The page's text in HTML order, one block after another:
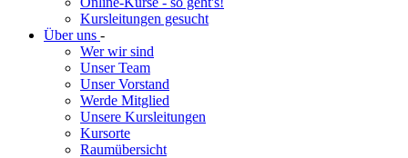
Kursleitungen gesucht
Über uns -
Wer wir sind
Unser Team
Unser Vorstand
Werde Mitglied
Unsere Kursleitungen
Kursorte
Raumübersicht